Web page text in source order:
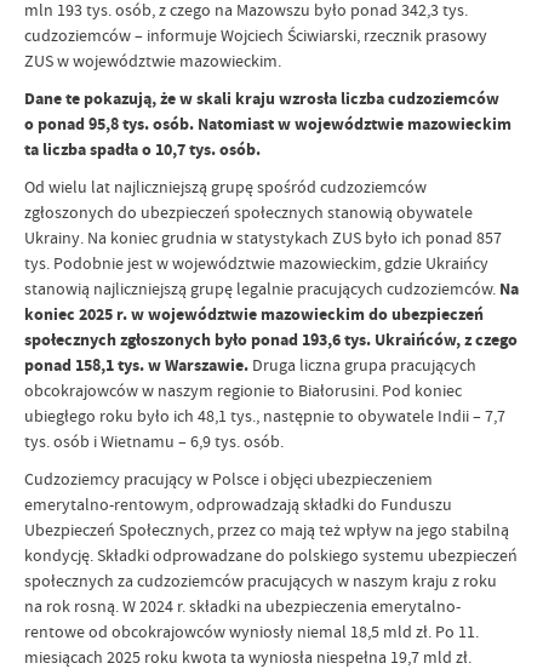
mln 193 tys. osób, z czego na Mazowszu było ponad 342,3 tys.
cudzoziemców – informuje Wojciech Ściwiarski, rzecznik prasowy
ZUS w województwie mazowieckim.
Dane te pokazują, że w skali kraju wzrosła liczba cudzoziemców
o ponad 95,8 tys. osób. Natomiast w województwie mazowieckim
ta liczba spadła o 10,7 tys. osób.
Od wielu lat najliczniejszą grupę spośród cudzoziemców
zgłoszonych do ubezpieczeń społecznych stanowią obywatele
Ukrainy. Na koniec grudnia w statystykach ZUS było ich ponad 857
tys. Podobnie jest w województwie mazowieckim, gdzie Ukraińcy
stanowią najliczniejszą grupę legalnie pracujących cudzoziemców. Na
koniec 2025 r. w województwie mazowieckim do ubezpieczeń
społecznych zgłoszonych było ponad 193,6 tys. Ukraińców, z czego
ponad 158,1 tys. w Warszawie. Druga liczna grupa pracujących
obcokrajowców w naszym regionie to Białorusini. Pod koniec
ubiegłego roku było ich 48,1 tys., następnie to obywatele Indii – 7,7
tys. osób i Wietnamu – 6,9 tys. osób.
Cudzoziemcy pracujący w Polsce i objęci ubezpieczeniem
emerytalno-rentowym, odprowadzają składki do Funduszu
Ubezpieczeń Społecznych, przez co mają też wpływ na jego stabilną
kondycję. Składki odprowadzane do polskiego systemu ubezpieczeń
społecznych za cudzoziemców pracujących w naszym kraju z roku
na rok rosną. W 2024 r. składki na ubezpieczenia emerytalno-
rentowe od obcokrajowców wyniosły niemal 18,5 mld zł. Po 11.
miesiącach 2025 roku kwota ta wyniosła niespełna 19,7 mld zł.